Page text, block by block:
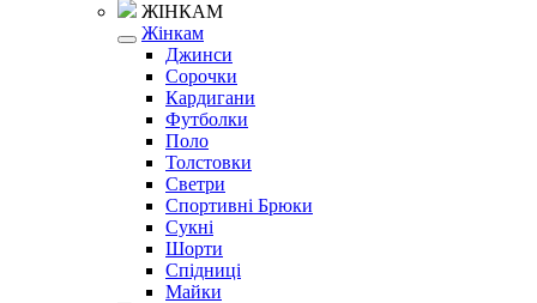
ЖІНКАМ
Жінкам
Джинси
Сорочки
Кардигани
Футболки
Поло
Толстовки
Светри
Спортивні Брюки
Сукні
Шорти
Спідниці
Майки